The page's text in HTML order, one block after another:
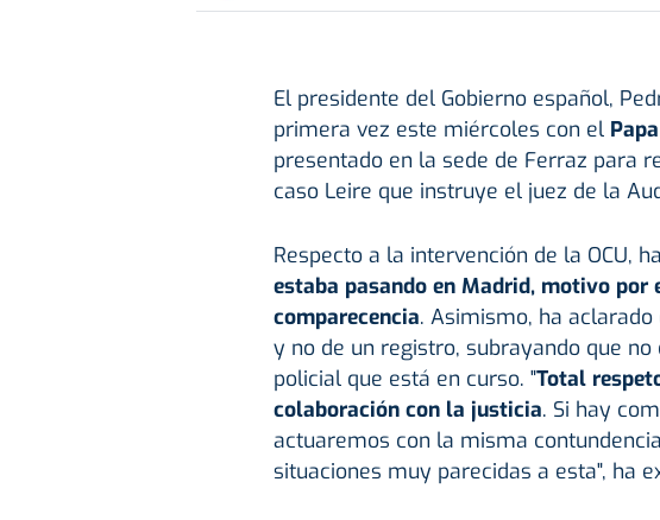
El presidente del Gobierno español,
primera vez este miércoles con el Papa
presentado en la sede de Ferraz para
caso Leire que instruye el juez de la
Respecto a la intervención de la OCU,
estaba pasando en Madrid, motivo por
comparecencia. Asimismo, ha
y no de un registro, subrayando que
policial que está en curso. "Total
colaboración con la justicia. Si hay
actuaremos con la misma
situaciones muy parecidas a esta", ha